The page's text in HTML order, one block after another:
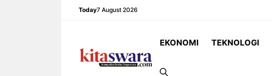
Today7 August 2026
EKONOMI TEKNOLOGI